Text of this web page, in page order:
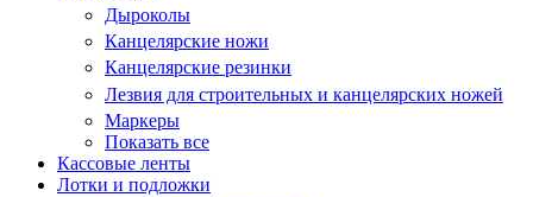
Дыроколы
Канцелярские ножи
Канцелярские резинки
Лезвия для строительных и канцелярских ножей
Маркеры
Показать все
Кассовые ленты
Лотки и подложки